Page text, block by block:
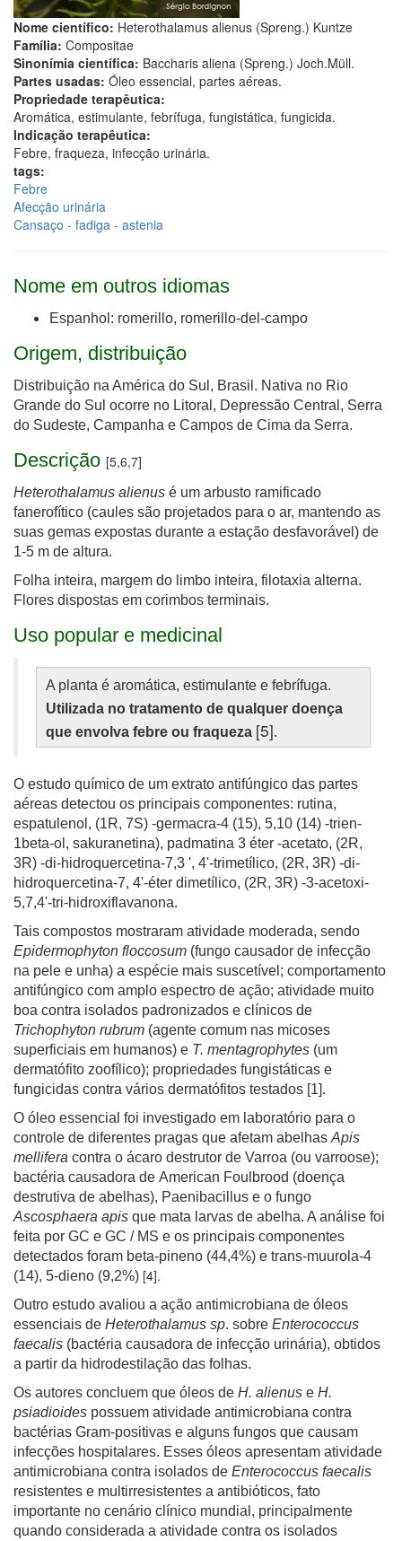
Nome científico: Heterothalamus alienus (Spreng.) Kuntze
Família: Compositae
Sinonímia científica: Baccharis aliena (Spreng.) Joch.Müll.
Partes usadas: Óleo essencial, partes aéreas.
Propriedade terapêutica:
Aromática, estimulante, febrífuga, fungistática, fungicida.
Indicação terapêutica:
Febre, fraqueza, infecção urinária.
tags:
Febre
Afecção urinária
Cansaço - fadiga - astenia
Nome em outros idiomas
Espanhol: romerillo, romerillo-del-campo
Origem, distribuição
Distribuição na América do Sul, Brasil. Nativa no Rio
Grande do Sul ocorre no Litoral, Depressão Central, Serra
do Sudeste, Campanha e Campos de Cima da Serra.
Descrição [5,6,7]
Heterothalamus alienus é um arbusto ramificado
fanerofítico (caules são projetados para o ar, mantendo as
suas gemas expostas durante a estação desfavorável) de
1-5 m de altura.
Folha inteira, margem do limbo inteira, filotaxia alterna.
Flores dispostas em corimbos terminais.
Uso popular e medicinal
A planta é aromática, estimulante e febrífuga.
Utilizada no tratamento de qualquer doença
que envolva febre ou fraqueza [5].
O estudo químico de um extrato antifúngico das partes
aéreas detectou os principais componentes: rutina,
espatulenol, (1R, 7S) -germacra-4 (15), 5,10 (14) -trien-
1beta-ol, sakuranetina), padmatina 3 éter -acetato, (2R,
3R) -di-hidroquercetina-7,3 ', 4'-trimetílico, (2R, 3R) -di-
hidroquercetina-7, 4'-éter dimetílico, (2R, 3R) -3-acetoxi-
5,7,4'-tri-hidroxiflavanona.
Tais compostos mostraram atividade moderada, sendo
Epidermophyton floccosum (fungo causador de infecção
na pele e unha) a espécie mais suscetível; comportamento
antifúngico com amplo espectro de ação; atividade muito
boa contra isolados padronizados e clínicos de
Trichophyton rubrum (agente comum nas micoses
superficiais em humanos) e T. mentagrophytes (um
dermatófito zoofílico); propriedades fungistáticas e
fungicidas contra vários dermatófitos testados [1].
O óleo essencial foi investigado em laboratório para o
controle de diferentes pragas que afetam abelhas Apis
mellifera contra o ácaro destrutor de Varroa (ou varroose);
bactéria causadora de American Foulbrood (doença
destrutiva de abelhas), Paenibacillus e o fungo
Ascosphaera apis que mata larvas de abelha. A análise foi
feita por GC e GC / MS e os principais componentes
detectados foram beta-pineno (44,4%) e trans-muurola-4
(14), 5-dieno (9,2%) [4].
Outro estudo avaliou a ação antimicrobiana de óleos
essenciais de Heterothalamus sp. sobre Enterococcus
faecalis (bactéria causadora de infecção urinária), obtidos
a partir da hidrodestilação das folhas.
Os autores concluem que óleos de H. alienus e H.
psiadioides possuem atividade antimicrobiana contra
bactérias Gram-positivas e alguns fungos que causam
infecções hospitalares. Esses óleos apresentam atividade
antimicrobiana contra isolados de Enterococcus faecalis
resistentes e multirresistentes a antibióticos, fato
importante no cenário clínico mundial, principalmente
quando considerada a atividade contra os isolados